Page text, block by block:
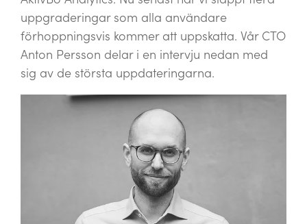
uppgraderingar som alla användare
förhoppningsvis kommer att uppskatta. Vår CTO
Anton Persson delar i en intervju nedan med
sig av de största uppdateringarna.